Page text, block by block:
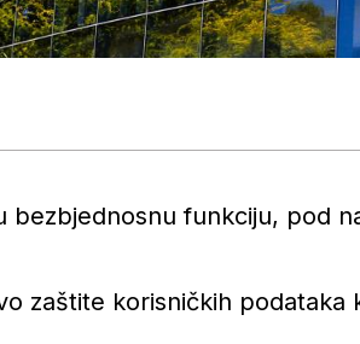
bezbjednosnu funkciju, pod
zaštite korisničkih